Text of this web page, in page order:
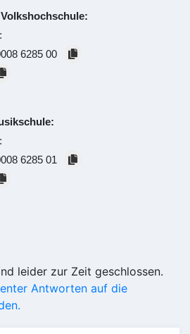
6285 00
6285 01
leider zur Zeit geschlossen.
Antworten auf die